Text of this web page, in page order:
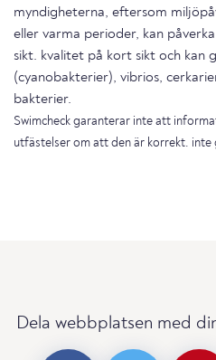
myndigheterna, eftersom
eller varma perioder, kan
sikt. kvalitet på kort sikt och kan
(cyanobakterier), vibrios,
bakterier.
Swimcheck garanterar inte att
utfästelser om att den är korrekt. inte
Dela webbplatsen med